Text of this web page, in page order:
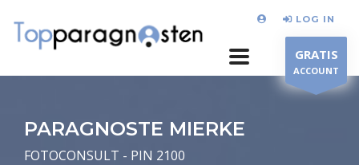
LOG IN
GRATIS
ACCOUNT
PARAGNOSTE MIERKE
FOTOCONSULT - PIN 2100